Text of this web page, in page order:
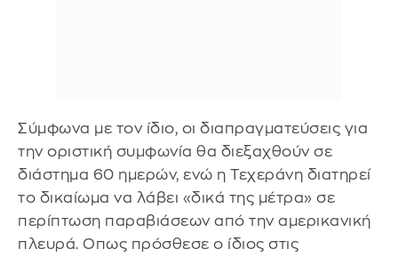
Σύμφωνα με τον ίδιο, οι διαπραγματεύσεις για
την οριστική συμφωνία θα διεξαχθούν σε
διάστημα 60 ημερών, ενώ η Τεχεράνη διατηρεί
το δικαίωμα να λάβει «δικά της μέτρα» σε
περίπτωση παραβιάσεων από την αμερικανική
πλευρά. Οπως πρόσθεσε ο ίδιος στις